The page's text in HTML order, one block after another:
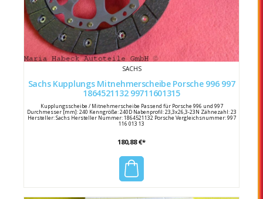
SACHS
Sachs Kupplungs Mitnehmerscheibe Porsche 996 997
1864521132 99711601315
Kupplungsscheibe / Mitnehmerscheibe Passend für Porsche 996 und 997
Durchmesser [mm]: 240 Kenngröße: 240D Nabenprofil: 23,3x26,3-23N Zähnezahl: 23
Hersteller: Sachs Hersteller Nummer: 1864521132 Porsche Vergleichsnummer: 997
116 013 13
180,88 €*